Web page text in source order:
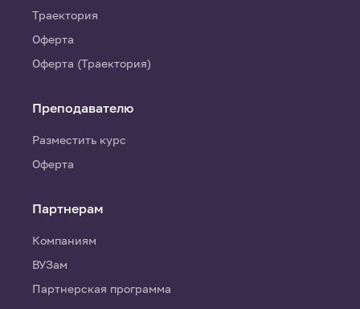
Траектория
Оферта
Оферта (Траектория)
Преподавателю
Разместить курс
Оферта
Партнерам
Компаниям
ВУЗам
Партнерская программа